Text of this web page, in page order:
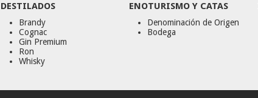
DESTILADOS
Brandy
Cognac
Gin Premium
Ron
Whisky
ENOTURISMO Y CATAS
Denominación de Origen
Bodega